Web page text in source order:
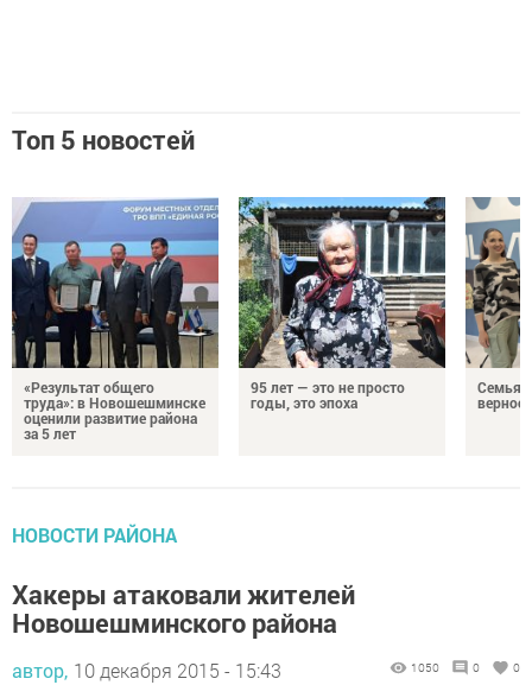
Топ 5 новостей
«Результат общего
труда»: в Новошешминске
оценили развитие района
за 5 лет
95 лет — это не просто
годы, это эпоха
Семья
НОВОСТИ РАЙОНА
Хакеры атаковали жителей
Новошешминского района
автор, 10 декабря 2015 - 15:43 1050 0 0